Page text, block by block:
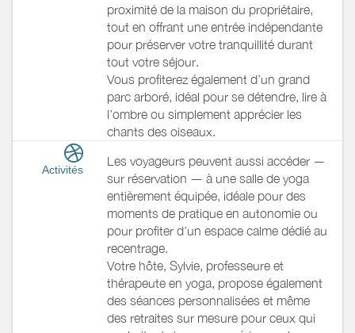
proximité de la maison du propriétaire,
tout en offrant une entrée indépendante
pour préserver votre tranquillité durant
tout votre séjour.
Vous profiterez également d’un grand
parc arboré, idéal pour se détendre, lire à
l’ombre ou simplement apprécier les
chants des oiseaux.
Activités
Les voyageurs peuvent aussi accéder —
sur réservation — à une salle de yoga
entièrement équipée, idéale pour des
moments de pratique en autonomie ou
pour profiter d’un espace calme dédié au
recentrage.
Votre hôte, Sylvie, professeure et
thérapeute en yoga, propose également
des séances personnalisées et même
des retraites sur mesure pour ceux qui